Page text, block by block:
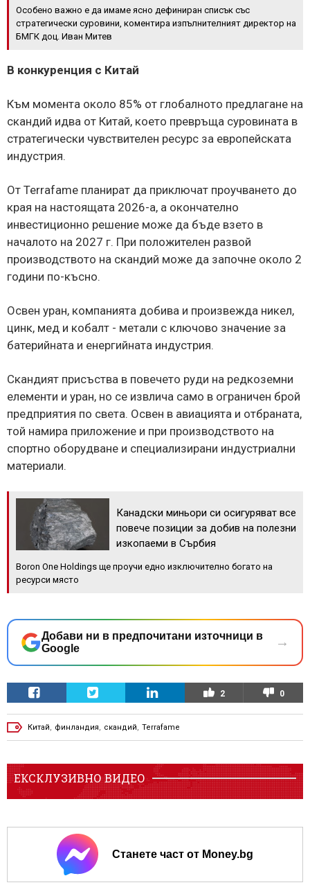
Особено важно е да имаме ясно дефиниран списък със
стратегически суровини, коментира изпълнителният директор на
БМГК доц. Иван Митев
В конкуренция с Китай
Към момента около 85% от глобалното предлагане на
скандий идва от Китай, което превръща суровината в
стратегически чувствителен ресурс за европейската
индустрия.
От Terrafame планират да приключат проучването до
края на настоящата 2026-а, а окончателно
инвестиционно решение може да бъде взето в
началото на 2027 г. При положителен развой
производството на скандий може да започне около 2
години по-късно.
Освен уран, компанията добива и произвежда никел,
цинк, мед и кобалт - метали с ключово значение за
батерийната и енергийната индустрия.
Скандият присъства в повечето руди на редкоземни
елементи и уран, но се извлича само в ограничен брой
предприятия по света. Освен в авиацията и отбраната,
той намира приложение и при производството на
спортно оборудване и специализирани индустриални
материали.
Канадски миньори си осигуряват все
повече позиции за добив на полезни
изкопаеми в Сърбия
Boron One Holdings ще проучи едно изключително богато на
ресурси място
Добави ни в предпочитани източници в
Google
→
2 0
Китай финландия скандий Terrafame
ЕКСКЛУЗИВНО ВИДЕО
Станете част от Money.bg